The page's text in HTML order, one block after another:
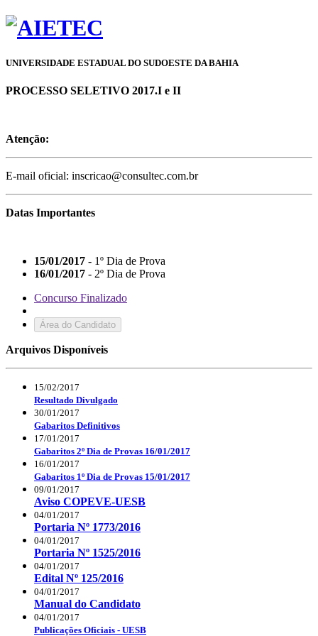
UNIVERSIDADE ESTADUAL DO SUDOESTE DA BAHIA
PROCESSO SELETIVO 2017.I e II
Atenção:
E-mail oficial: inscricao@consultec.com.br
Datas Importantes
15/01/2017 - 1º Dia de Prova
16/01/2017 - 2º Dia de Prova
Concurso Finalizado
Área do Candidato
Arquivos Disponíveis
15/02/2017
Resultado Divulgado
30/01/2017
Gabaritos Definitivos
17/01/2017
Gabaritos 2º Dia de Provas 16/01/2017
16/01/2017
Gabaritos 1º Dia de Provas 15/01/2017
09/01/2017
Aviso COPEVE-UESB
04/01/2017
Portaria Nº 1773/2016
04/01/2017
Portaria Nº 1525/2016
04/01/2017
Edital Nº 125/2016
04/01/2017
Manual do Candidato
04/01/2017
Publicações Oficiais - UESB